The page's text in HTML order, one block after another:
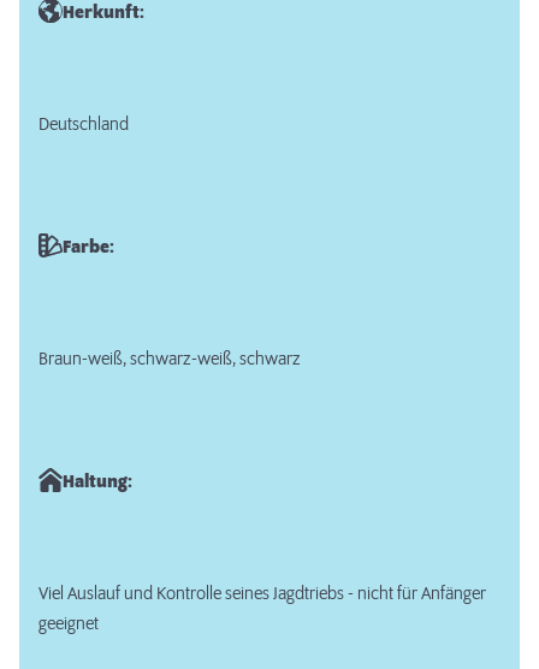
Herkunft:
Deutschland
Farbe:
Braun-weiß, schwarz-weiß, schwarz
Haltung:
Viel Auslauf und Kontrolle seines Jagdtriebs - nicht für Anfänger
geeignet